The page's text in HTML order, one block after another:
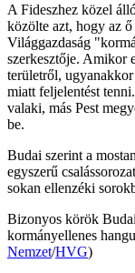
A Fideszhez közel
közölte azt, hogy az
Világgazdaság
szerkesztője. Amikor
területről,
miatt feljelentést
valaki, más Pest
be.
Budai szerint a
egyszerű
sokan ellenzéki
Bizonyos körök
kormányellenes
Nemzet/HVG)